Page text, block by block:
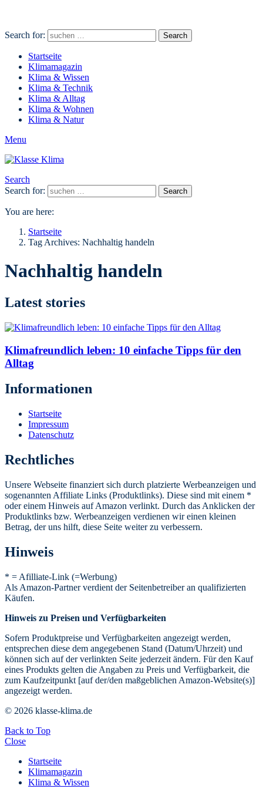
Search for: Search
Startseite
Klimamagazin
Klima & Wissen
Klima & Technik
Klima & Alltag
Klima & Wohnen
Klima & Natur
Menu
Search
Search for:
Search
You are here:
Startseite
Tag Archives: Nachhaltig handeln
Nachhaltig handeln
Latest stories
Klimafreundlich leben: 10 einfache Tipps für den
Alltag
Informationen
Startseite
Impressum
Datenschutz
Rechtliches
Unsere Webseite finanziert sich durch platzierte Werbeanzeigen und
sogenannten Affiliate Links (Produktlinks). Diese sind mit einem *
oder einem Hinweis auf Amazon verlinkt. Durch das Anklicken der
Produktlinks bzw. Werbeanzeigen verdienen wir einen kleinen
Betrag, der uns hilft, diese Seite weiter zu verbessern.
Hinweis
* = Afilliate-Link (=Werbung)
Als Amazon-Partner verdient der Seitenbetreiber an qualifizierten
Käufen.
Hinweis zu Preisen und Verfügbarkeiten
Sofern Produktpreise und Verfügbarkeiten angezeigt werden,
entsprechen diese dem angegebenen Stand (Datum/Uhrzeit) und
können sich auf der verlinkten Seite jederzeit ändern. Für den Kauf
eines Produkts gelten die Angaben zu Preis und Verfügbarkeit, die
zum Kaufzeitpunkt [auf der/den maßgeblichen Amazon-Website(s)]
angezeigt werden.
© 2026 klasse-klima.de
Back to Top
Close
Startseite
Klimamagazin
Klima & Wissen